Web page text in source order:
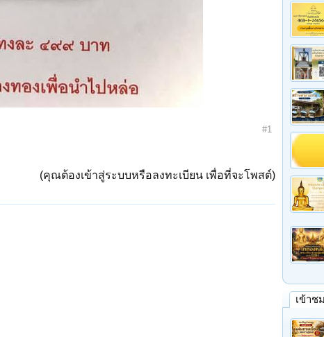
#1
(คุณต้องเข้าสู่ระบบหรือลงทะเบียน เพื่อที่จะโพสต์)
เข้าช